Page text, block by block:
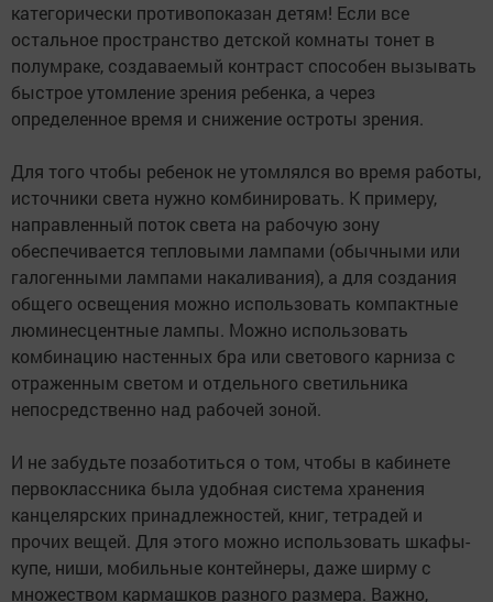
категорически противопоказан детям! Если все
остальное пространство детской комнаты тонет в
полумраке, создаваемый контраст способен вызывать
быстрое утомление зрения ребенка, а через
определенное время и снижение остроты зрения.
Для того чтобы ребенок не утомлялся во время работы,
источники света нужно комбинировать. К примеру,
направленный поток света на рабочую зону
обеспечивается тепловыми лампами (обычными или
галогенными лампами накаливания), а для создания
общего освещения можно использовать компактные
люминесцентные лампы. Можно использовать
комбинацию настенных бра или светового карниза с
отраженным светом и отдельного светильника
непосредственно над рабочей зоной.
И не забудьте позаботиться о том, чтобы в кабинете
первоклассника была удобная система хранения
канцелярских принадлежностей, книг, тетрадей и
прочих вещей. Для этого можно использовать шкафы-
купе, ниши, мобильные контейнеры, даже ширму с
множеством кармашков разного размера. Важно,